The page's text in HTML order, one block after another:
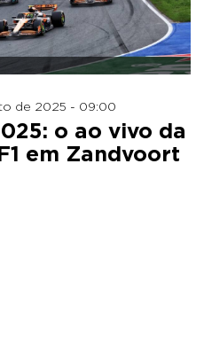
de 2025 - 09:00
o ao vivo da
em Zandvoort